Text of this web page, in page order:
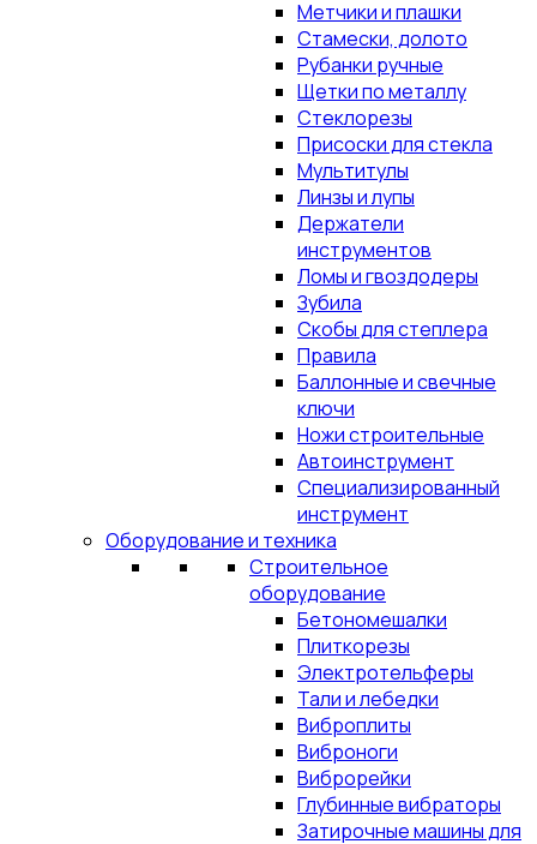
Метчики и плашки
Стамески, долото
Рубанки ручные
Щетки по металлу
Стеклорезы
Присоски для стекла
Мультитулы
Линзы и лупы
Держатели
инструментов
Ломы и гвоздодеры
Зубила
Скобы для степлера
Правила
Баллонные и свечные
ключи
Ножи строительные
Автоинструмент
Специализированный
инструмент
Оборудование и техника
Строительное
оборудование
Бетономешалки
Плиткорезы
Электротельферы
Тали и лебедки
Виброплиты
Виброноги
Виброрейки
Глубинные вибраторы
Затирочные машины для